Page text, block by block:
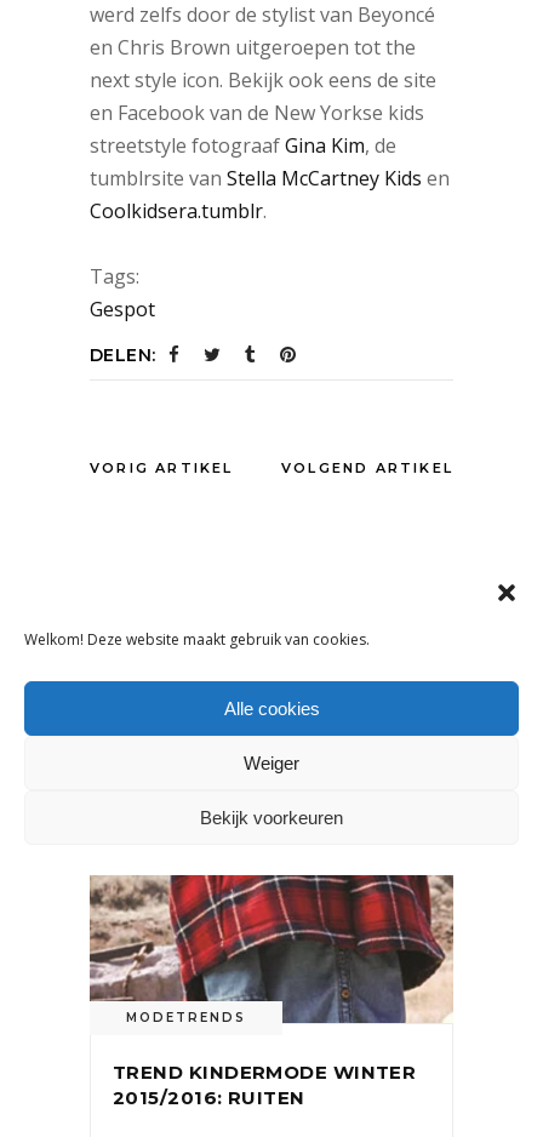
Welkom! Deze website maakt gebruik van cookies.
Alle cookies
Weiger
Bekijk voorkeuren
werd zelfs door de stylist van Beyoncé
en Chris Brown uitgeroepen tot the
next style icon. Bekijk ook eens de site
en Facebook van de New Yorkse kids
streetstyle fotograafGina Kim, de
tumblrsite van Stella McCartney Kids en
Coolkidsera.tumblr.
Tags:
Gespot
DELEN:
VORIG ARTIKEL VOLGEND ARTIKEL
MODETRENDS
TREND KINDERMODE WINTER
2015/2016: RUITEN